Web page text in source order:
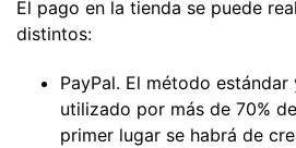
El pago en la tienda se puede
distintos:
PayPal. El método
utilizado por más de 70%
primer lugar se habrá de